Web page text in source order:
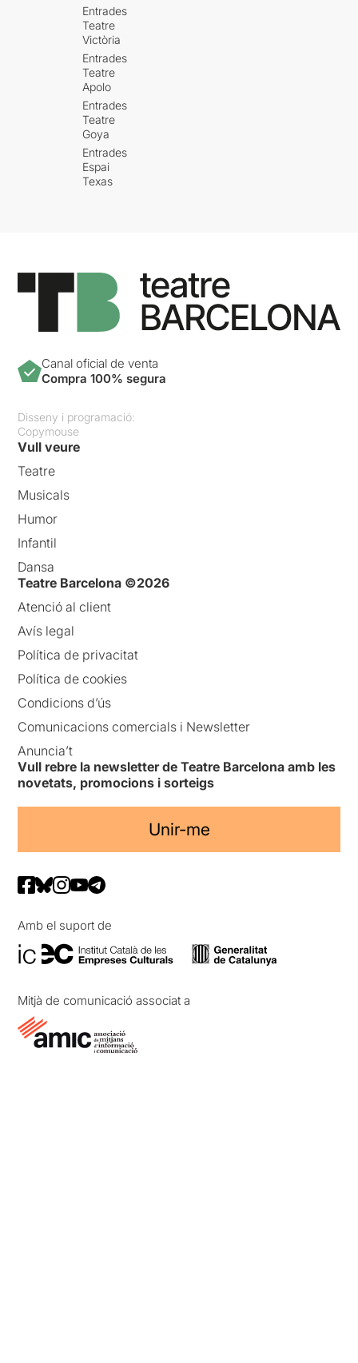
Entrades
Teatre
Victòria
Entrades
Teatre
Apolo
Entrades
Teatre
Goya
Entrades
Espai
Texas
Canal oficial de venta
Compra 100% segura
Disseny i programació:
Copymouse
Vull veure
Teatre
Musicals
Humor
Infantil
Dansa
Teatre Barcelona ©2026
Atenció al client
Avís legal
Política de privacitat
Política de cookies
Condicions d’ús
Comunicacions comercials i Newsletter
Anuncia’t
Vull rebre la newsletter de Teatre Barcelona amb les
novetats, promocions i sorteigs
Unir-me
Amb el suport de
Mitjà de comunicació associat a